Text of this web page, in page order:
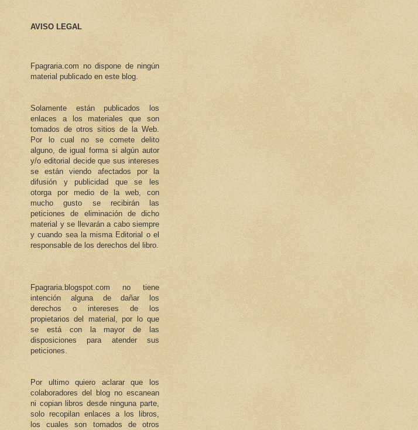
AVISO LEGAL
Fpagraria.com no dispone de ningún
material publicado en este blog.
Solamente están publicados los
enlaces a los materiales que son
tomados de otros sitios de la Web.
Por lo cual no se comete delito
alguno, de igual forma si algún autor
y/o editorial decide que sus intereses
se están viendo afectados por la
difusión y publicidad que se les
otorga por medio de la web, con
mucho gusto se recibirán las
peticiones de eliminación de dicho
material y se llevarán a cabo siempre
y cuando sea la misma Editorial o el
responsable de los derechos del libro.
Fpagraria.blogspot.com no tiene
intención alguna de dañar los
derechos o intereses de los
propietarios del material, por lo que
se está con la mayor de las
disposiciones para atender sus
peticiones.
Por ultimo quiero aclarar que los
colaboradores del blog no escanean
ni copian libros desde ninguna parte,
solo recopilan enlaces a los libros,
los cuales son tomados de otros